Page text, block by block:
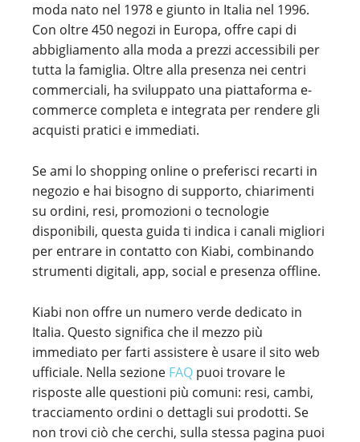
moda nato nel 1978 e giunto in Italia nel 1996.
Con oltre 450 negozi in Europa, offre capi di
abbigliamento alla moda a prezzi accessibili per
tutta la famiglia. Oltre alla presenza nei centri
commerciali, ha sviluppato una piattaforma e-
commerce completa e integrata per rendere gli
acquisti pratici e immediati.
Se ami lo shopping online o preferisci recarti in
negozio e hai bisogno di supporto, chiarimenti
su ordini, resi, promozioni o tecnologie
disponibili, questa guida ti indica i canali migliori
per entrare in contatto con Kiabi, combinando
strumenti digitali, app, social e presenza offline.
Kiabi non offre un numero verde dedicato in
Italia. Questo significa che il mezzo più
immediato per farti assistere è usare il sito web
ufficiale. Nella sezione FAQ puoi trovare le
risposte alle questioni più comuni: resi, cambi,
tracciamento ordini o dettagli sui prodotti. Se
non trovi ciò che cerchi, sulla stessa pagina puoi